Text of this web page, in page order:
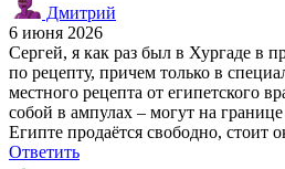
Дмитрий
6 июня 2026
Сергей, я как раз был в Хургаде в
по рецепту, причем только в
местного рецепта от египетского
собой в ампулах – могут на
Египте продаётся свободно, стоит
Ответить